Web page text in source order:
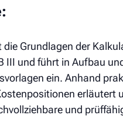
Grundlagen der
III und führt in Aufbau
ein. Anhand
erläutert
und